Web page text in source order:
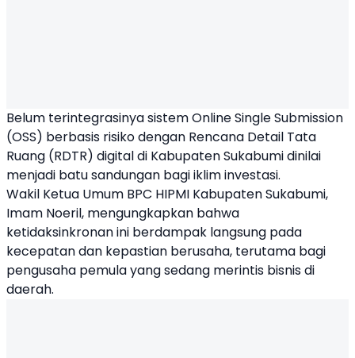
Belum terintegrasinya sistem Online Single Submission
(OSS) berbasis risiko dengan Rencana Detail Tata
Ruang (RDTR) digital di Kabupaten Sukabumi dinilai
menjadi batu sandungan bagi iklim investasi.
Wakil Ketua Umum BPC HIPMI Kabupaten Sukabumi,
Imam Noeril, mengungkapkan bahwa
ketidaksinkronan ini berdampak langsung pada
kecepatan dan kepastian berusaha, terutama bagi
pengusaha pemula yang sedang merintis bisnis di
daerah.